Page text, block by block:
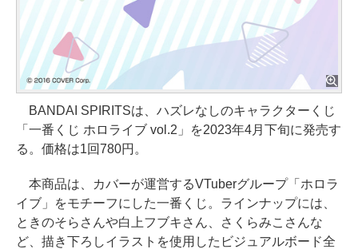
BANDAI SPIRITSは、ハズレなしのキャラクターくじ
「一番くじ ホロライブ vol.2」を2023年4月下旬に発売す
る。価格は1回780円。
本商品は、カバーが運営するVTuberグループ「ホロラ
イブ」をモチーフにした一番くじ。ラインナップには、
ときのそらさんや白上フブキさん、さくらみこさんな
ど、描き下ろしイラストを使用したビジュアルボード全